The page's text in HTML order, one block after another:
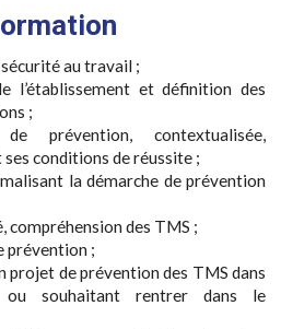
au travail ;
l’établissement et définition des
;
prévention, contextualisée,
conditions de réussite ;
la démarche de prévention
compréhension des TMS ;
prévention ;
projet de prévention des TMS dans
ou souhaitant rentrer dans le